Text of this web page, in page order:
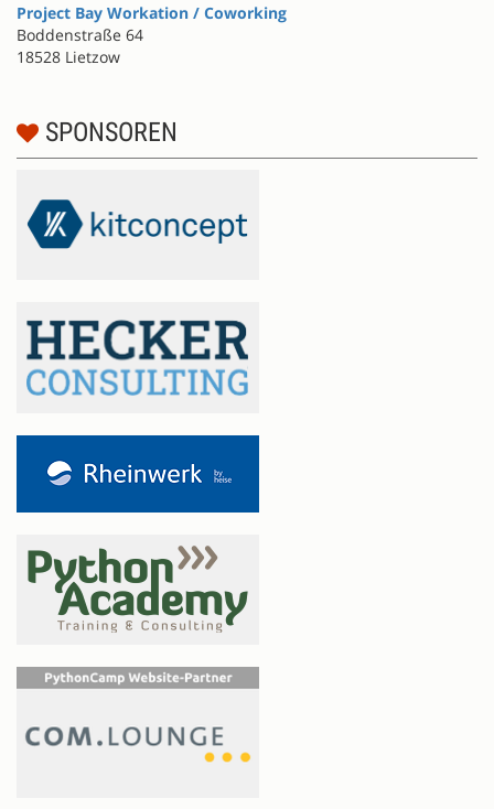
Project Bay Workation / Coworking
Boddenstraße 64
18528 Lietzow
SPONSOREN